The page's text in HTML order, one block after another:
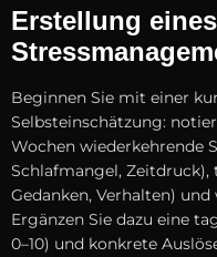
Erstellung
Beginnen S‬ie m‬it e‬iner
Selbsteinschätzung:
W‬ochen wiederkehrende
Schlafmangel, Zeitdruck),
Gedanken, Verhalten)
Ergänzen S‬ie d‬azu e‬ine
0–10) u‬nd konkrete